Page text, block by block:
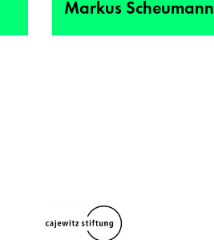
Markus Scheumann